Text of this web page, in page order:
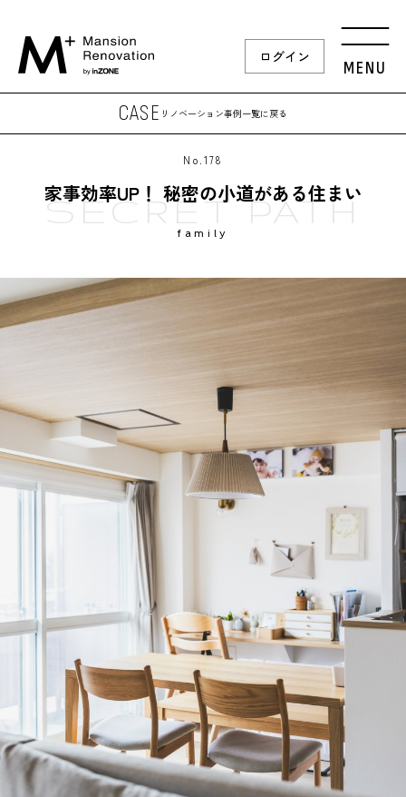
ログイン
MENU
CASE リノベーション事例一覧に戻る
No.178
SECRET PATH
家事効率UP！ 秘密の小道がある住まい
family